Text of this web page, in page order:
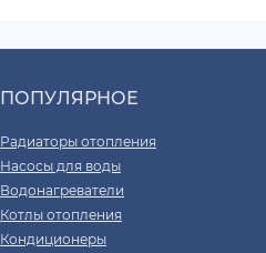
ПОПУЛЯРНОЕ
Радиаторы отопления
Насосы для воды
Водонагреватели
Котлы отопления
Кондиционеры